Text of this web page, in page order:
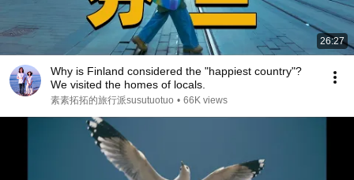
26:27
Why is Finland considered the "happiest country"?
We visited the homes of locals.
素素拓拓的旅行派susutuotuo • 66K views